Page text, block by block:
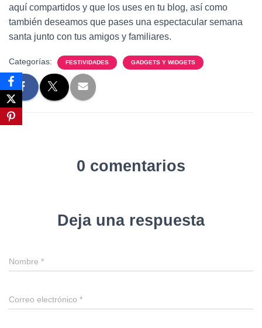
aquí compartidos y que los uses en tu blog, así como
también deseamos que pases una espectacular semana
santa junto con tus amigos y familiares.
Categorías: FESTIVIDADES GADGETS Y WIDGETS
0 comentarios
Deja una respuesta
Nombre *
Correo electrónico *